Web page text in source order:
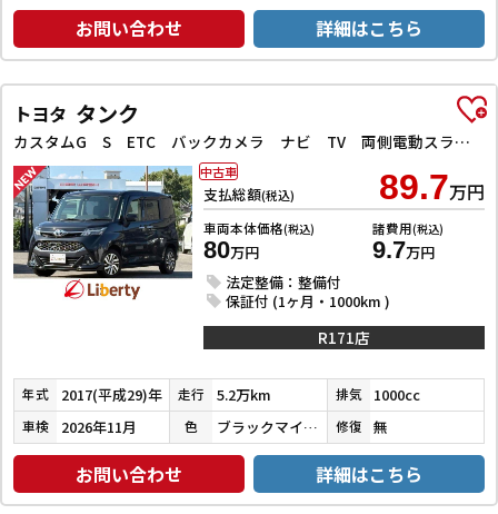
お問い合わせ 詳細はこちら
トヨタ タンク
カスタムG S ETC バックカメラ ナビ TV 両側電動スライドドア オートクルーズコントロール 衝突被害軽減システム アルミホイール オートライト LEDヘッドランプ スマートキー アイドリングストップ
支払総額(税込) 89.7万円
車両本体価格(税込)
80万円
諸費用(税込)
9.7万円
法定整備：整備付
保証付 (1ヶ月・1000km )
中古車
R171店
年式 2017(平成29)年 走行 5.2万km 排気 1000cc
車検 2026年11月 色 ブラックマイカメタリック 修復 無
お問い合わせ 詳細はこちら